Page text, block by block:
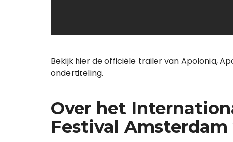
Bekijk hier de officiële trailer van Apolonia,
ondertiteling.
Over het
Festival Amsterdam